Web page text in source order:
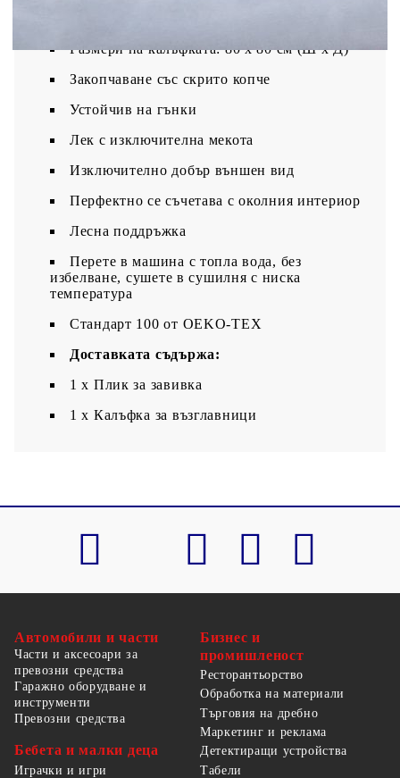
Размери на калъфката: 80 x 80 см (Ш x Д)
Закопчаване със скрито копче
Устойчив на гънки
Лек с изключителна мекота
Изключително добър външен вид
Перфектно се съчетава с околния интериор
Лесна поддръжка
Перете в машина с топла вода, без
избелване, сушете в сушилня с ниска
температура
Стандарт 100 от OEKO-TEX
Доставката съдържа:
1 х Плик за завивка
1 х Калъфка за възглавници
Автомобили и части
Части и аксесоари за
превозни средства
Гаражно оборудване и
инструменти
Превозни средства
Бебета и малки деца
Играчки и игри
Бизнес и
промишленост
Ресторантьорство
Обработка на материали
Търговия на дребно
Маркетинг и реклама
Детектиращи устройства
Табели